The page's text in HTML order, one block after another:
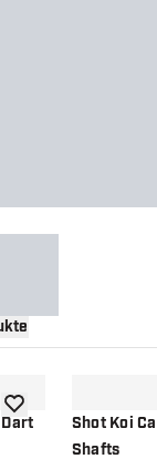
Zur Wunschliste
Shot Koi
Shafts